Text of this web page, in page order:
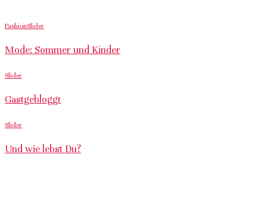
FashionSlider
Mode: Sommer und Kinder
Slider
Gastgebloggt
Slider
Und wie lebst Du?